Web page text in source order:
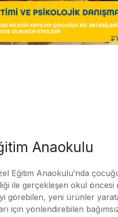
Anaokulu
Eğitim Anaokulu’nda
ile gerçekleşen okul öncesi
görebilen, yeni ürünler
için yönlendirebilen